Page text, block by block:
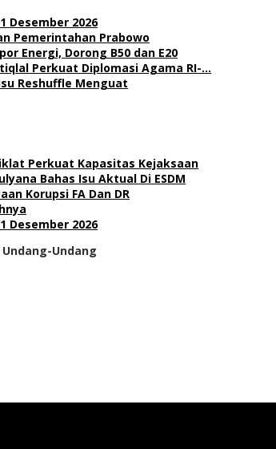
Desember 2026
Pemerintahan Prabowo
Energi, Dorong B50 dan E20
Perkuat Diplomasi Agama RI-…
Reshuffle Menguat
Perkuat Kapasitas Kejaksaan
Bahas Isu Aktual Di ESDM
Korupsi FA Dan DR
Desember 2026
Undang-Undang